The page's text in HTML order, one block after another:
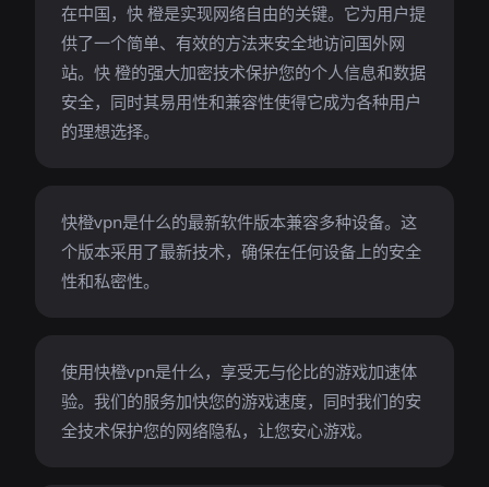
在中国，快 橙是实现网络自由的关键。它为用户提
供了一个简单、有效的方法来安全地访问国外网
站。快 橙的强大加密技术保护您的个人信息和数据
安全，同时其易用性和兼容性使得它成为各种用户
的理想选择。
快橙vpn是什么的最新软件版本兼容多种设备。这
个版本采用了最新技术，确保在任何设备上的安全
性和私密性。
使用快橙vpn是什么，享受无与伦比的游戏加速体
验。我们的服务加快您的游戏速度，同时我们的安
全技术保护您的网络隐私，让您安心游戏。